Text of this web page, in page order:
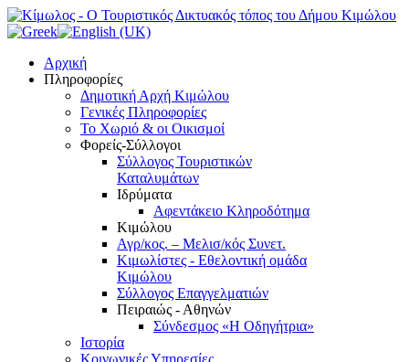
Αρχική
Πληροφορίες
Δημοτική Αρχή Κιμώλου
Γενικές Πληροφορίες
Το Xωριό & οι Οικισμοί
Φορείς-Σύλλογοι
Σύλλογος Τουριστικών
Καταλυμάτων
Ιδρύματα
Αφεντάκειο Κληροδότημα
Κιμώλου
Αγρ/κος. – Μελισ/κός Συνετ.
Κιμωλίστες - Εθελοντική ομάδα
Κιμώλου
Σύλλογος Επαγγελματιών
Πειραιώς - Αθηνών
Σύνδεσμος «Η Οδηγήτρια»
Ιστορία
Κοινωνικές Υπηρεσίες